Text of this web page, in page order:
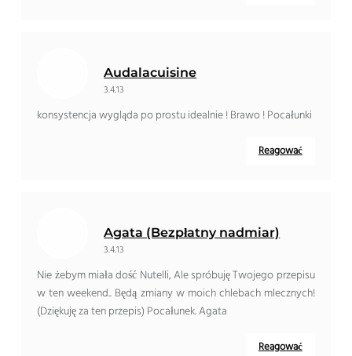
Audalacuisine
3.4.13
konsystencja wygląda po prostu idealnie ! Brawo ! Pocałunki
Reagować
Agata (Bezpłatny nadmiar)
3.4.13
Nie żebym miała dość Nutelli, Ale spróbuję Twojego przepisu
w ten weekend.. Będą zmiany w moich chlebach mlecznych!
(Dziękuję za ten przepis) Pocałunek. Agata
Reagować